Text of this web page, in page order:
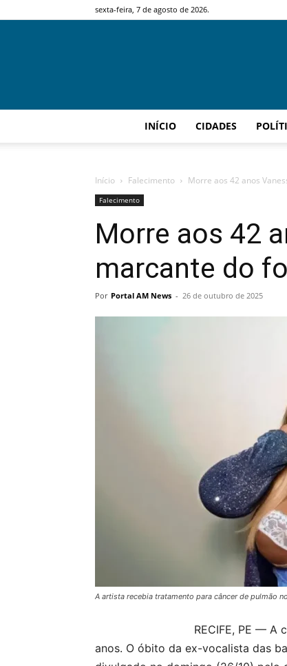
sexta-feira, 7 de agosto de 2026.
INÍCIO CIDADES
Início Falecimento Morre aos 42 anos
Falecimento
Morre aos 42
marcante do
Por Portal AM News - 26 de outubro de 2025
A artista recebia tratamento para câncer de pulmão
RECIFE, PE — A
anos. O óbito da ex-vocalista das